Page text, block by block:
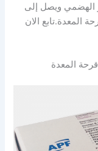
الهضمي ويصل إلى
المعدة.تابع الان
المعدة